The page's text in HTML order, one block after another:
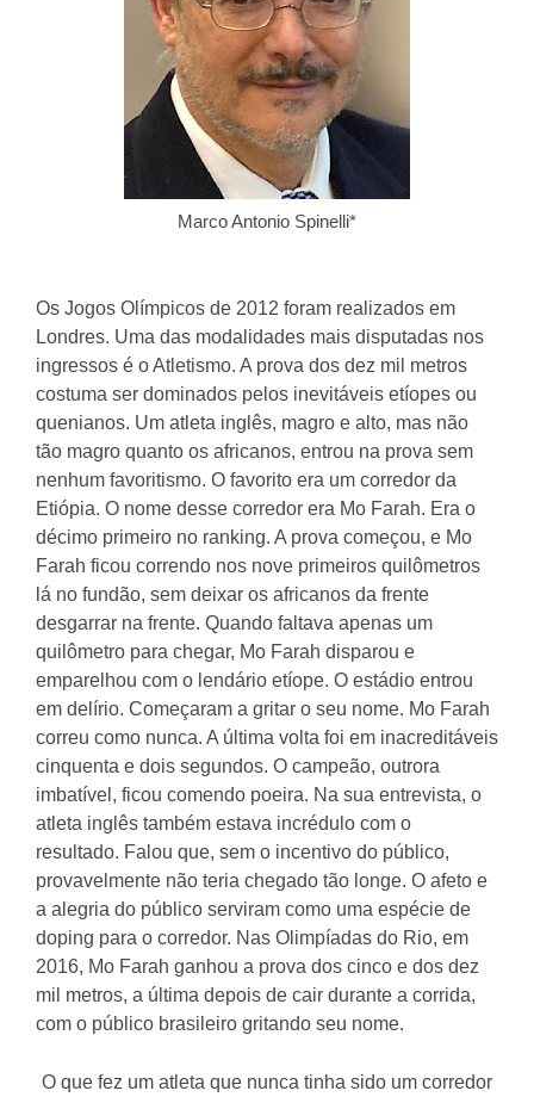
Marco Antonio Spinelli*
Os Jogos Olímpicos de 2012 foram realizados em
Londres. Uma das modalidades mais disputadas nos
ingressos é o Atletismo. A prova dos dez mil metros
costuma ser dominados pelos inevitáveis etíopes ou
quenianos. Um atleta inglês, magro e alto, mas não
tão magro quanto os africanos, entrou na prova sem
nenhum favoritismo. O favorito era um corredor da
Etiópia. O nome desse corredor era Mo Farah. Era o
décimo primeiro no ranking. A prova começou, e Mo
Farah ficou correndo nos nove primeiros quilômetros
lá no fundão, sem deixar os africanos da frente
desgarrar na frente. Quando faltava apenas um
quilômetro para chegar, Mo Farah disparou e
emparelhou com o lendário etíope. O estádio entrou
em delírio. Começaram a gritar o seu nome. Mo Farah
correu como nunca. A última volta foi em inacreditáveis
cinquenta e dois segundos. O campeão, outrora
imbatível, ficou comendo poeira. Na sua entrevista, o
atleta inglês também estava incrédulo com o
resultado. Falou que, sem o incentivo do público,
provavelmente não teria chegado tão longe. O afeto e
a alegria do público serviram como uma espécie de
doping para o corredor. Nas Olimpíadas do Rio, em
2016, Mo Farah ganhou a prova dos cinco e dos dez
mil metros, a última depois de cair durante a corrida,
com o público brasileiro gritando seu nome.
O que fez um atleta que nunca tinha sido um corredor